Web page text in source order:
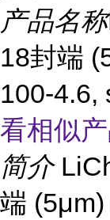
产品名称
18封端
100-4.6,
看相似
简介
端